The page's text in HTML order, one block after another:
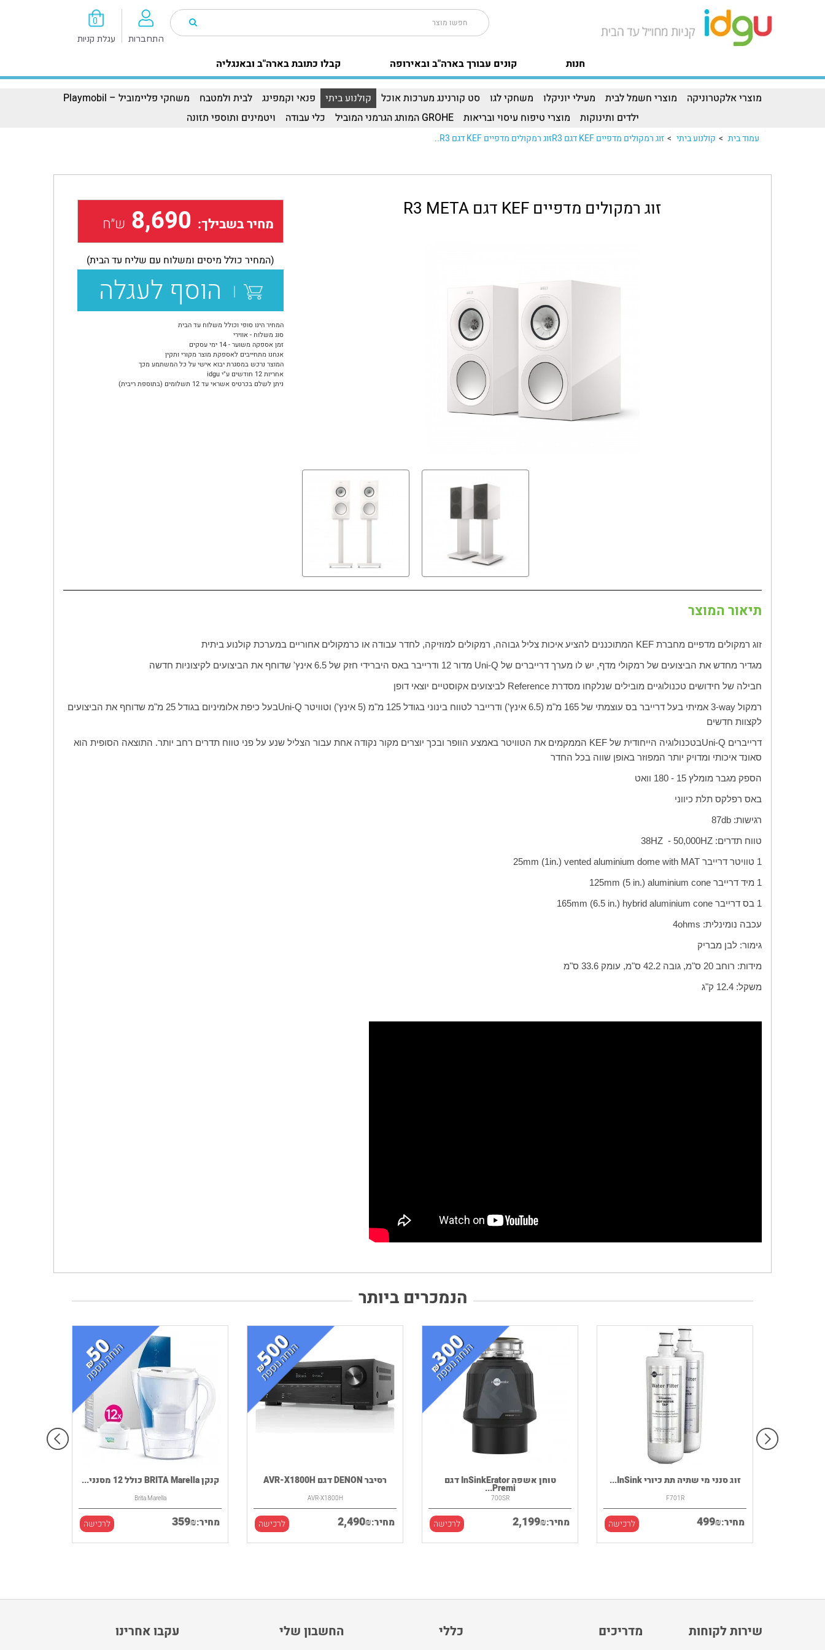
0
עגלת קניות התחברות
קבלו כתובת בארה"ב ובאנגליה קונים עבורך בארה"ב ובאירופה חנות
מוצרי אלקטרוניקה מוצרי חשמל לבית מעילי יוניקלו משחקי לגו סט קורנינג מערכות אוכל קולנוע ביתי פנאי וקמפינג לבית ולמטבח
משחקי פליימוביל – Playmobil
ילדים ותינוקות
מוצרי טיפוח עיסוי ובריאות GROHE המותג הגרמני המוביל כלי עבודה ויטמינים ותוספי תזונה
עמוד בית > קולנוע ביתי > זוג רמקולים מדפיים KEF דגם R3זוג רמקולים מדפיים KEF דגם R3..
זוג רמקולים מדפיים KEF דגם R3 META
מחיר בשבילך: 8,690 ש״ח
(המחיר כולל מיסים ומשלוח עם שליח עד הבית)
הוסף לעגלה
המחיר הינו סופי וכולל משלוח עד הבית
סוג משלוח - אווירי
זמן אספקה משוער - 14 ימי עסקים
אנחנו מתחייבים לאספקת מוצר מקורי ותקין
המוצר נרכש במסגרת יבוא אישי על כל המשתמע מכך
אחריות 12 חודשים ע"י idgu
ניתן לשלם בכרטיס אשראי עד 12 תשלומים (בתוספת ריבית)
תיאור המוצר
זוג רמקולים מדפיים מחברת KEF המתוכננים להציע איכות צליל גבוהה, רמקולים למוזיקה, לחדר עבודה או כרמקולים אחוריים במערכת קולנוע ביתית
מגדיר מחדש את הביצועים של רמקולי מדף, יש לו מערך דרייברים של Uni-Q מדור 12 ודרייבר באס היברידי חזק של 6.5 אינץ' שדוחף את הביצועים לקיצוניות חדשה
חבילה של חידושים טכנולוגיים מובילים שנלקחו מסדרת Reference לביצועים אקוסטיים יוצאי דופן
רמקול way-3 אמיתי בעל דרייבר בס עוצמתי של 165 מ"מ (6.5 אינץ') ודרייבר לטווח בינוני בגודל 125 מ"מ (5 אינץ') וטוויטר Uni-Q
בעל כיפת אלומיניום בגודל 25 מ"מ שדוחף את הביצועים
לקצוות חדשים
דרייברים Uni-Qבטכנולוגיה הייחודית של KEF הממקמים את הטוויטר באמצע הוופר ובכך יוצרים מקור נקודה אחת עבור הצליל שנע על פני טווח תדרים רחב יותר. התוצאה הסופית הוא
סאונד איכותי ומדויק יותר המפוזר באופן שווה בכל החדר
הספק מגבר מומלץ 15 - 180 וואט
באס רפלקס תלת כיווני
רגישות: db
87
טווח תדרים: HZ
50,000 -
HZ
38
1 טוויטר דרייבר
25mm (1in.) vented aluminium dome with MAT
1 מיד דרייבר
125mm (5 in.) aluminium cone
1 בס דרייבר
165mm (6.5 in.) hybrid aluminium cone
עכבה נומינלית: ohms
4
גימור: לבן מבריק
מידות: רוחב 20 ס"מ, גובה
42.2 ס"מ, עומק 33.6 ס"מ
משקל: 12.4 ק"ג
הנמכרים ביותר
קנקן BRITA Marella כולל 12 מסנני...
Brita Marella
מחיר: 359₪ לרכישה
רסיבר DENON דגם AVR-X1800H
AVR-X1800H
מחיר: 2,490₪ לרכישה
טוחן אשפה InSinkErator דגם
Premi...
700SR
מחיר: 2,199₪ לרכישה
זוג סנני מי שתיה תת כיורי InSink...
F701R
מחיר: 499₪ לרכישה
עקבו אחרינו החשבון שלי כללי מדריכים שירות לקוחות